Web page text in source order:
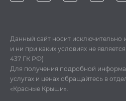
Данный сайт носит исключительно
и ни при каких условиях не
437 ГК РФ)
Для получения подробной
услугах и ценах обращайтесь в
«Красные Крыши».